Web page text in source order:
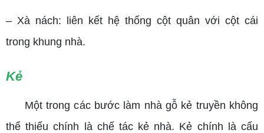
– Xà nách: liên kết hệ thống cột quân với cột cái
trong khung nhà.
Kẻ
Một trong các bước làm nhà gỗ kẻ truyền không
thể thiếu chính là chế tác kẻ nhà. Kẻ chính là cấu